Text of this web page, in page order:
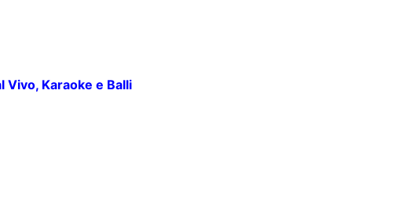
Vivo, Karaoke e Balli